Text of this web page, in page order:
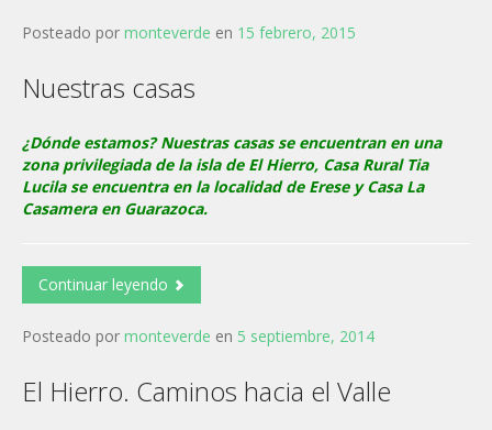
Posteado por monteverde en 15 febrero, 2015
Nuestras casas
¿Dónde estamos? Nuestras casas se encuentran en una
zona privilegiada de la isla de El Hierro, Casa Rural Tia
Lucila se encuentra en la localidad de Erese y Casa La
Casamera en Guarazoca.
Continuar leyendo
Posteado por monteverde en 5 septiembre, 2014
El Hierro. Caminos hacia el Valle